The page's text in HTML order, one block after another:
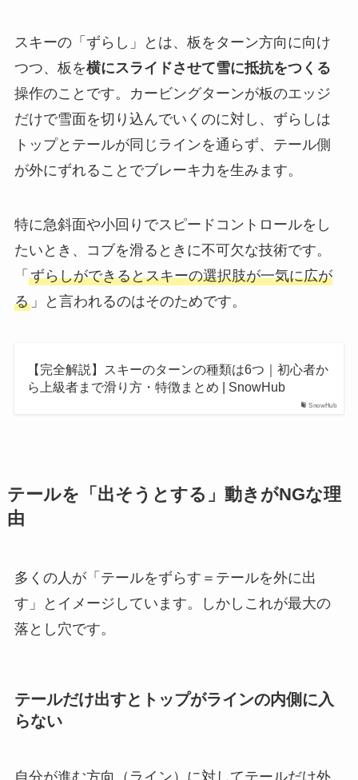
スキーの「ずらし」とは、板をターン方向に向け
つつ、板を横にスライドさせて雪に抵抗をつくる
操作のことです。カービングターンが板のエッジ
だけで雪面を切り込んでいくのに対し、ずらしは
トップとテールが同じラインを通らず、テール側
が外にずれることでブレーキ力を生みます。
特に急斜面や小回りでスピードコントロールをし
たいとき、コブを滑るときに不可欠な技術です。
「 ずらしができるとスキーの選択肢が一気に広が
る」と言われるのはそのためです。
SnowHub
【完全解説】スキーのターンの種類は6つ｜初心者か
ら上級者まで滑り方・特徴まとめ | SnowHub
テールを「出そうとする」動きがNGな理
由
多くの人が「テールをずらす＝テールを外に出
す」とイメージしています。しかしこれが最大の
落とし穴です。
テールだけ出すとトップがラインの内側に入
らない
自分が進む方向（ライン）に対してテールだけ外